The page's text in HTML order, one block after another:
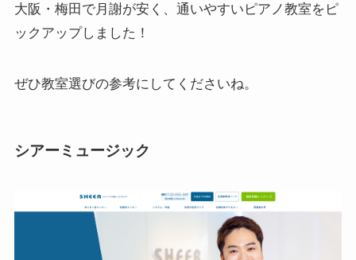
大阪・梅田で月謝が安く、通いやすいピアノ教室をピ
ックアップしました！
ぜひ教室選びの参考にしてくださいね。
シアーミュージック